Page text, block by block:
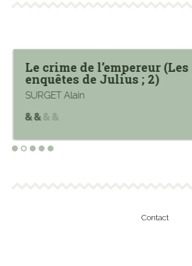
Le crime de l’empereur (Les
enquêtes de Julius ; 2)
SURGET Alain
Contact